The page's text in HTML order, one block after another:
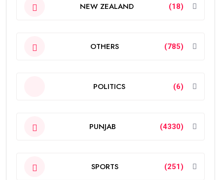
NEW ZEALAND (18)
OTHERS (785)
POLITICS (6)
PUNJAB (4330)
SPORTS (251)